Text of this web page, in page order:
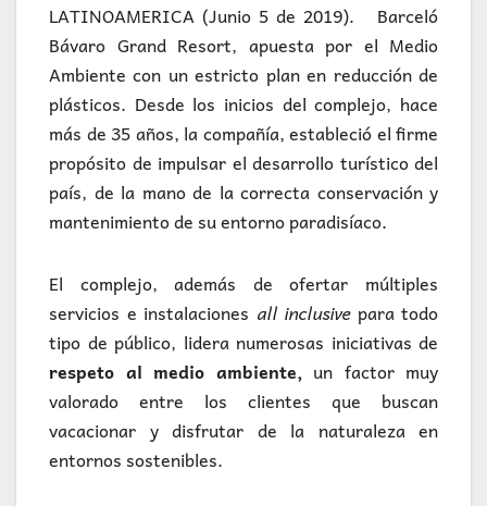
LATINOAMERICA (Junio 5 de 2019). Barceló
Bávaro Grand Resort, apuesta por el Medio
Ambiente con un estricto plan en reducción de
plásticos. Desde los inicios del complejo, hace
más de 35 años, la compañía, estableció el firme
propósito de impulsar el desarrollo turístico del
país, de la mano de la correcta conservación y
mantenimiento de su entorno paradisíaco.
El complejo, además de ofertar múltiples
servicios e instalaciones all inclusive para todo
tipo de público, lidera numerosas iniciativas de
respeto al medio ambiente,un factor muy
valorado entre los clientes que buscan
vacacionar y disfrutar de la naturaleza en
entornos sostenibles.